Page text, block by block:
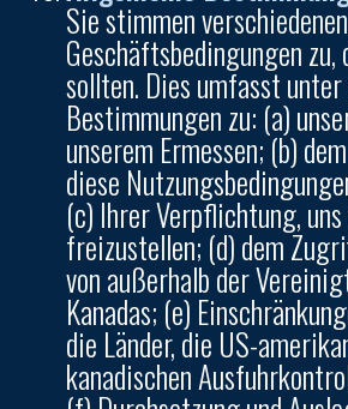
Sie stimmen
Geschäftsbedingungen
sollten. Dies umfasst
Bestimmungen zu: (a)
unserem Ermessen; (b)
diese
(c) Ihrer Verpflichtung,
freizustellen; (d) dem
von außerhalb der
Kanadas; (e)
die Länder, die US-
kanadischen